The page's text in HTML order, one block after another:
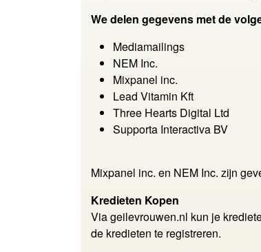
We delen gegevens met de
Mediamailings
NEM Inc.
Mixpanel inc.
Lead Vitamin Kft
Three Hearts Digital Ltd
Supporta Interactiva BV
Mixpanel inc. en NEM Inc. zijn
Kredieten Kopen
Via geilevrouwen.nl kun je
de kredieten te registreren.